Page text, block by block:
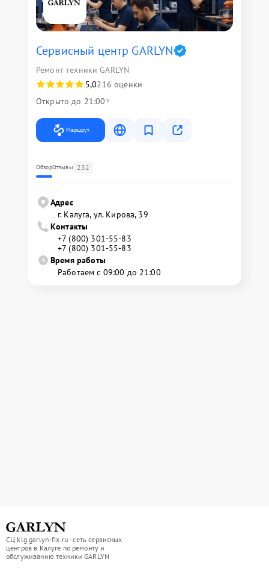
Сервисный центр GARLYN
Ремонт техники GARLYN
5,0216 оценки
Открыто до 21:00
Маршрут
ОбзорОтзывы 232
Адрес
г. Калуга, ул. Кирова, 39
Контакты
+7 (800) 301-55-83
+7 (800) 301-55-83
Время работы
Работаем с 09:00 до 21:00
СЦ klg.garlyn-fix.ru - сеть сервисных
центров в Калуге по ремонту и
обслуживанию техники GARLYN